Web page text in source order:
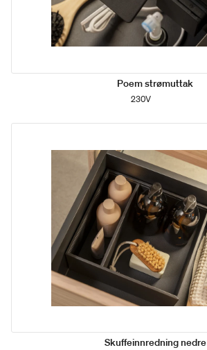
Poem strømuttak
230V
Skuffeinnredning nedre